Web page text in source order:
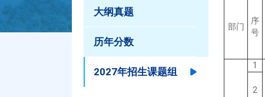
大纲真题
历年分数
2027年招生课题组
部门
序
号
1
2